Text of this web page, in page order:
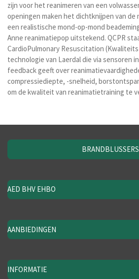
zijn voor het reanimeren van een
openingen maken het dichtknijpen van de
een realistische mond-op-mond
Anne reanimatiepop uitstekend. QCPR
CardioPulmonary Resuscitation
technologie van Laerdaldie via sensoren
feedback geeft over
compressiediepte, -snelheid,
om de kwaliteit van reanimatietraining te
BRANDBLUSSERS
AED BHV EHBO
AANBIEDINGEN
INFORMATIE